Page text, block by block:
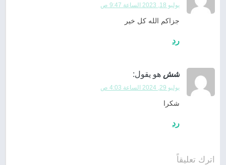
يوليو 18, 2023 الساعة 9:47 ص
جزاكم الله كل خير
رد
شش هو يقول:
يوليو 29, 2024 الساعة 4:03 ص
شكرا
رد
اترك تعليقاً